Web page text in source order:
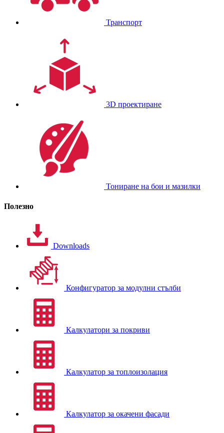
Транспорт
3D проектиране
Тониране на бои и мазилки
Полезно
Downloads
Конфигуратор за модулни стълби
Калкулатори за покриви
Калкулатор за топлоизолация
Калкулатор за окачени фасади